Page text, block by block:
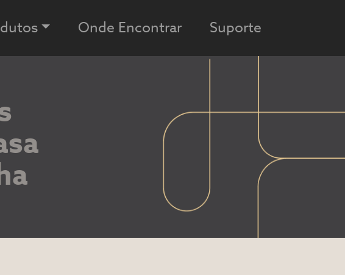
Onde Encontrar Suporte